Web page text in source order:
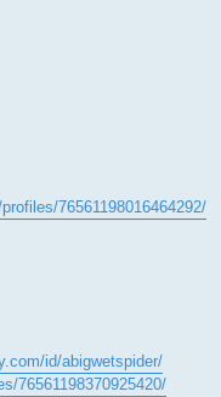
76561198016464292/
id/abigwetspider/
76561198370925420/